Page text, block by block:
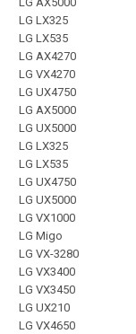
LG LX325
LG LX535
LG AX4270
LG VX4270
LG UX4750
LG AX5000
LG UX5000
LG LX325
LG LX535
LG UX4750
LG UX5000
LG VX1000
LG Migo
LG VX-3280
LG VX3400
LG VX3450
LG UX210
LG VX4650